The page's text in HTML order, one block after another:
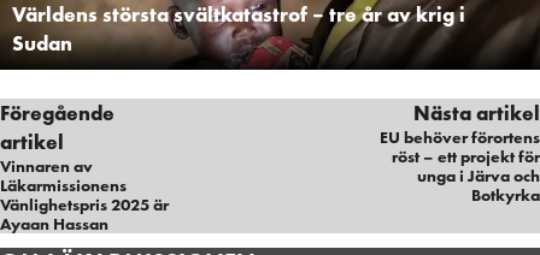
Världens största svältkatastrof – tre år av krig i
Sudan
Föregående
artikel
Vinnaren av
Läkarmissionens
Vänlighetspris 2025 är
Ayaan Hassan
Nästa artikel
EU behöver förortens
röst – ett projekt för
unga i Järva och
Botkyrka